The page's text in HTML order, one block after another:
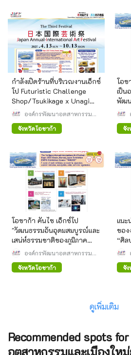
กำลังเปิดร้านที่บริเวณงานเอ็กซ์
โป Futuristic Challenge
Shop/Tsukikage x Unagi
Pie สาขาโอซาก้า Kansai
องค์กรพัฒนาอุตสาหกรรม
จังหวัดโอซาก้า
โอซ
เป็น
พัฒ
แน
จั
โอซาก้า คันไซ เอ็กซ์โป
"วัฒนธรรมอันอุดมสมบูรณ์และ
เสน่ห์ธรรมชาติของภูมิภาค
ต่างๆ ของญี่ปุ่น" แนะนำผู้จัด
องค์กรพัฒนาอุตสาหกรรม
จังหวัดโอซาก้า
แนะ
ของ
“ศิล
อน
จั
ดูเพิ่มเติม
Recommended spots